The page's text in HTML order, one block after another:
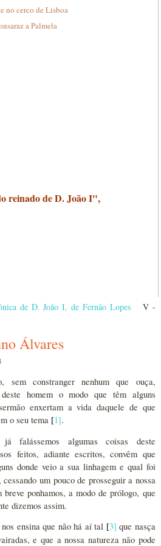
no cerco de Lisboa
a Palmela
reinado de D. João I",
de D. João I, de Fernão Lopes
V -
Álvares
sem constranger nenhum que ouça,
homem o modo que têm alguns
enxertam a vida daquele de que
o seu tema [1].
falássemos algumas coisas deste
feitos, adiante escritos, convêm que
donde veio a sua linhagem e qual foi
um pouco de prosseguir a nossa
ponhamos, a modo de prólogo, que
dizemos assim.
ensina que não há aí tal [3] que nasça
e que a nossa natureza não pode